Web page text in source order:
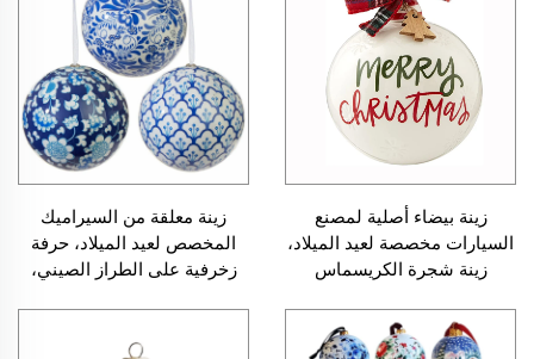
زينة بيضاء أصلية لمصنع
السيارات مخصصة لعيد الميلاد،
زينة شجرة الكريسماس
زينة كروية معلقة من السيراميك
زينة معلقة من السيراميك
المخصص لعيد الميلاد، حرفة
زخرفية على الطراز الصيني،